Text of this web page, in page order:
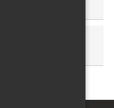
a nahrání